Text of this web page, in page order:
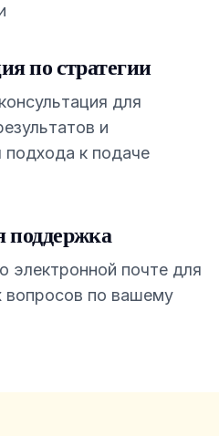
по стратегии
для
и
подхода к подаче
поддержка
электронной почте для
по вашему